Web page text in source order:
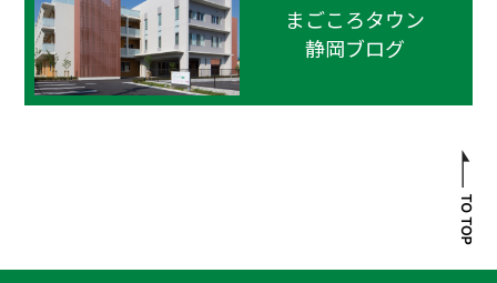
まごころタウン
静岡ブログ